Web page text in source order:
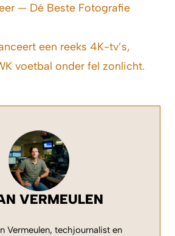
— Dé Beste Fotografie
een reeks 4K-tv’s,
voetbal onder fel zonlicht.
VERMEULEN
Vermeulen, techjournalist en